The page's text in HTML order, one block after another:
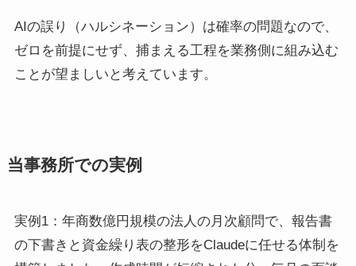
AIの誤り（ハルシネーション）は確率の問題なので、
ゼロを前提にせず、捕まえる工程を業務側に組み込む
ことが望ましいと考えています。
当事務所での実例
実例1：年商数億円規模の法人の月次顧問で、報告書
の下書きと資金繰り表の整形をClaudeに任せる体制を